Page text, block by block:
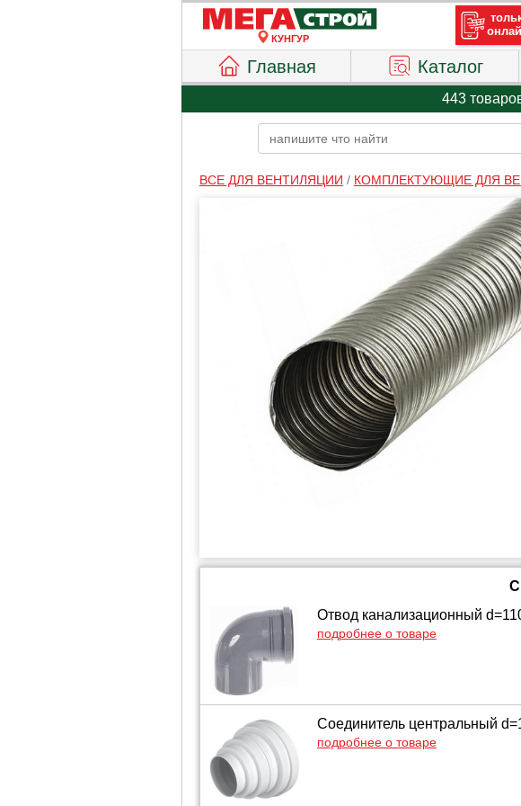
КУНГУР
Главная Каталог
443
ВСЕ ДЛЯ ВЕНТИЛЯЦИИ / КОМПЛЕКТУЮЩИЕ ДЛЯ
С
Отвод канализационный
подробнее о товаре
Соединитель центральный
подробнее о товаре